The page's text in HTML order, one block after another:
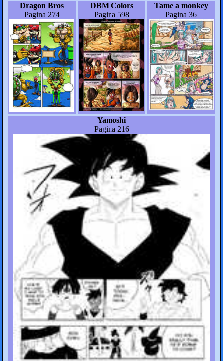
Dragon Bros
Pagina 274
DBM Colors
Pagina 598
Tame a monkey
Pagina 36
Yamoshi
Pagina 216